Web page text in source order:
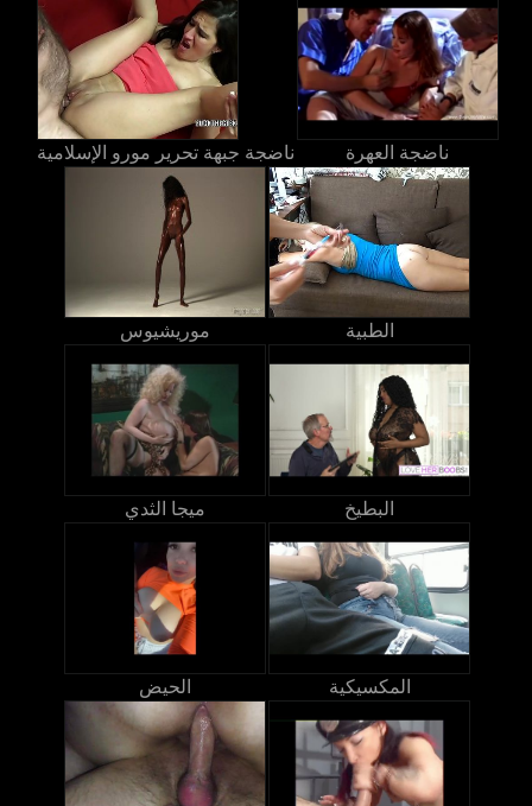
ناضجة جبهة تحرير مورو الإسلامية ناضجة العهرة
موريشيوس الطبية
ميجا الثدي البطيخ
الحيض المكسيكية